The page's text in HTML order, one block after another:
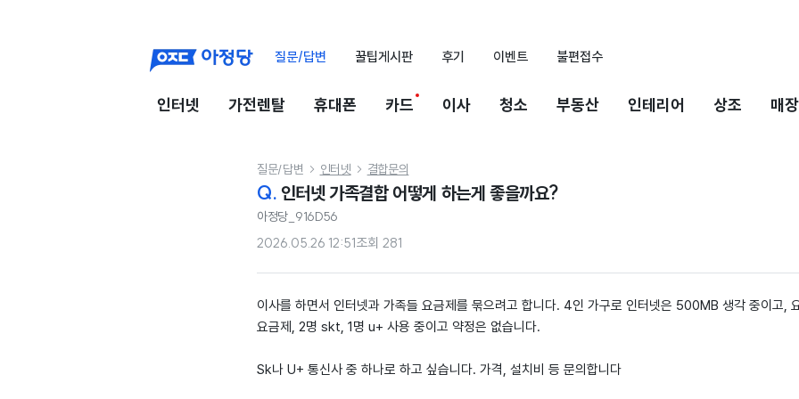
질문/답변 꿀팁게시판 후기 이벤트 불편접수
인터넷 가전렌탈 휴대폰 카드 이사 청소 부동산 인테리어 상조 매
질문/답변  인터넷  결합문의
Q. 인터넷 가족결합 어떻게 하는게 좋을까요?
아정당_916D56
2026.05.26 12:51조회 281
이사를 하면서 인터넷과 가족들 요금제를 묶으려고 합니다. 4인 가구로 인터넷은 500MB 생각 중이고,
요금제, 2명 skt, 1명 u+ 사용 중이고 약정은 없습니다.
Sk나 U+ 통신사 중 하나로 하고 싶습니다. 가격, 설치비 등 문의합니다